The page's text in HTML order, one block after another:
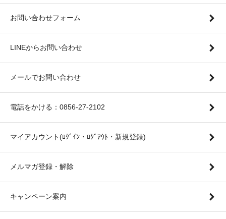
お問い合わせフォーム
LINEからお問い合わせ
メールでお問い合わせ
電話をかける：0856-27-2102
マイアカウント(ﾛｸﾞｲﾝ・ﾛｸﾞｱｳﾄ・新規登録)
メルマガ登録・解除
キャンペーン案内